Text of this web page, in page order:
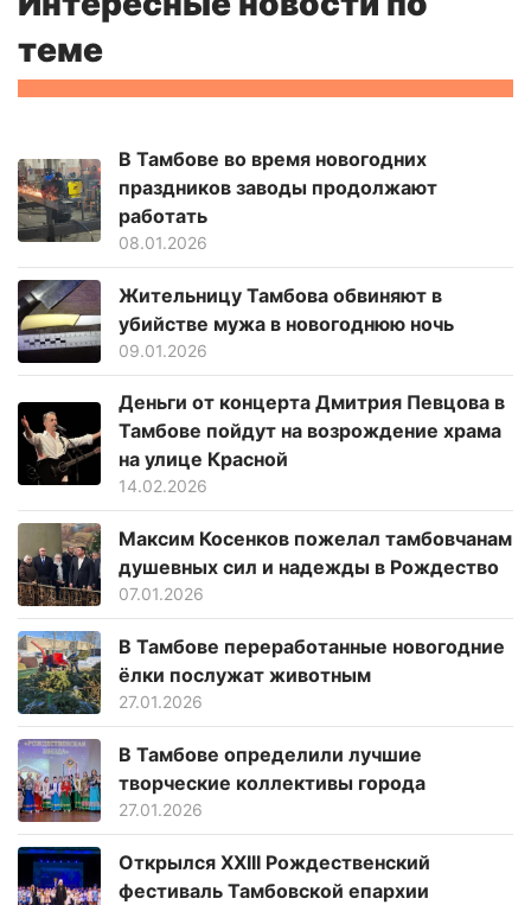
теме
В Тамбове во время новогодних
праздников заводы продолжают
работать
08.01.2026
Жительницу Тамбова обвиняют в
убийстве мужа в новогоднюю ночь
09.01.2026
Деньги от концерта Дмитрия Певцова в
Тамбове пойдут на возрождение храма
на улице Красной
14.02.2026
Максим Косенков пожелал тамбовчанам
душевных сил и надежды в Рождество
07.01.2026
В Тамбове переработанные новогодние
ёлки послужат животным
27.01.2026
В Тамбове определили лучшие
творческие коллективы города
27.01.2026
Открылся XXIII Рождественский
фестиваль Тамбовской епархии